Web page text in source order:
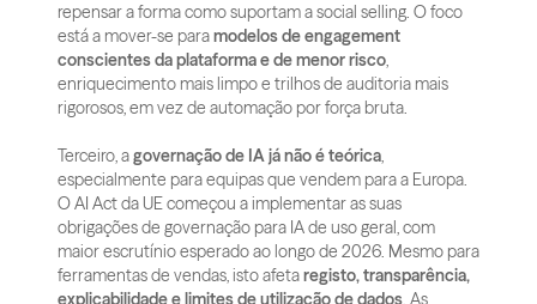
repensar a forma como suportam a social selling. O foco
está a mover-se para modelos de engagement
conscientes da plataforma e de menor risco,
enriquecimento mais limpo e trilhos de auditoria mais
rigorosos, em vez de automação por força bruta.
Terceiro, a governação de IA já não é teórica,
especialmente para equipas que vendem para a Europa.
O AI Act da UE começou a implementar as suas
obrigações de governação para IA de uso geral, com
maior escrutínio esperado ao longo de 2026. Mesmo para
ferramentas de vendas, isto afeta registo, transparência,
explicabilidade e limites de utilização de dados. As